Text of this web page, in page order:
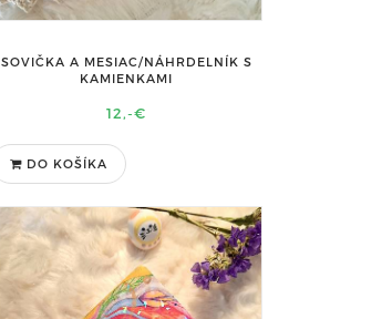
SOVIČKA A MESIAC/NÁHRDELNÍK S
KAMIENKAMI
12,-€
DO KOŠÍKA